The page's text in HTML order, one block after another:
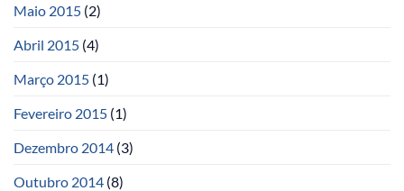
Maio 2015 (2)
Abril 2015 (4)
Março 2015 (1)
Fevereiro 2015 (1)
Dezembro 2014 (3)
Outubro 2014 (8)